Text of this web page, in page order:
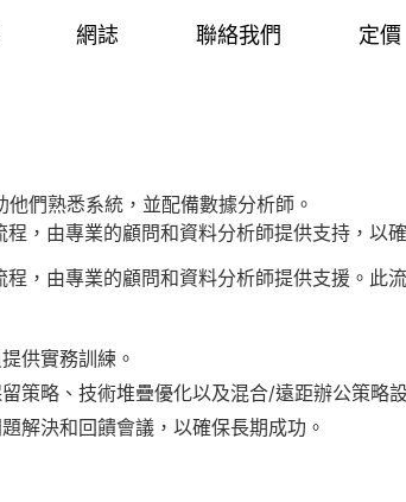
網誌 聯絡我們 定價
們熟悉系統，並配備數據分析師。
，由專業的顧問和資料分析師提供支持，以
，由專業的顧問和資料分析師提供支援。此
供實務訓練。
策略、技術堆疊優化以及混合/遠距辦公策略
解決和回饋會議，以確保長期成功。